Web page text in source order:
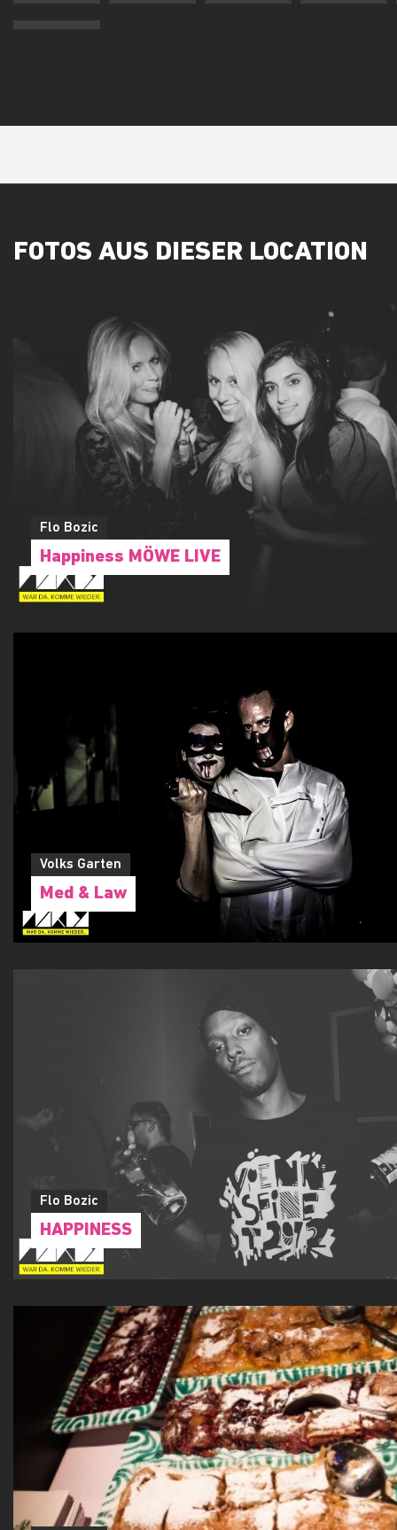
FOTOS AUS DIESER LOCATION
Flo Bozic
Happiness MÖWE LIVE
Volks Garten
Med & Law
Flo Bozic
HAPPINESS